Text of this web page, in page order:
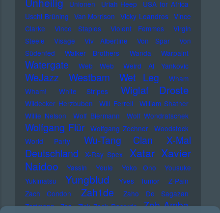
Unionen Uriah Heep
USA for Africa
Uschi Brüning Van Morrison Vicky Leandros Vince
Clarke
Vince Staples Violent Femmes
Virgin
Steele
Visage Viv Albertine Von Spar
Von
Südenfed
Walker Brothers Wanda Warpaint
Watergate Web Web Weird Al Yankovic
WeJazz Westbam Wet Leg
Wham
Wham!
White Stripes Wiglaf Droste
Wildecker Herzbuben Will Ferrell
William Shatner
Willie Nelson
Wolf Biermann Wolf Wondratschek
Wolfgang Flür Wolfgang Zechner
Woodstock
World Party
Wu-Tang Clan
X-Mal
Deutschland
X-Ray Spex Xatar Xavier
Naidoo
Yassin Yeule Yoko Ono
Yousuke
Yukimatsu
Yungblud Yves Tumor
Z-Pain
Zach Condon
Zah1de
Zaho De Sagazan
Zartmann
Zaz Zick Zack Records Zoh Amba